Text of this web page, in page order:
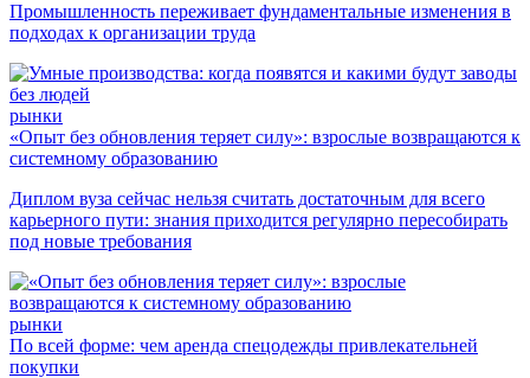
Промышленность переживает фундаментальные изменения в
подходах к организации труда
рынки
«Опыт без обновления теряет силу»: взрослые возвращаются к
системному образованию
Диплом вуза сейчас нельзя считать достаточным для всего
карьерного пути: знания приходится регулярно пересобирать
под новые требования
рынки
По всей форме: чем аренда спецодежды привлекательней
покупки